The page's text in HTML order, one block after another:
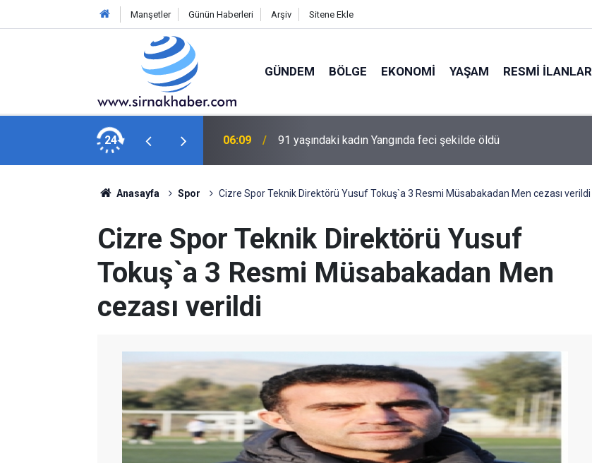
Manşetler Günün Haberleri Arşiv Sitene Ekle
GÜNDEM BÖLGE EKONOMI YAŞAM RESMI İLANLAR
24 04:05 Trabzonlular Salah için yeri göğü inletti
Anasayfa Spor Cizre Spor Teknik Direktörü Yusuf Tokuş`a 3 Resmi Müsabakadan Men cezası verildi
Cizre Spor Teknik Direktörü Yusuf
Tokuş`a 3 Resmi Müsabakadan Men
cezası verildi